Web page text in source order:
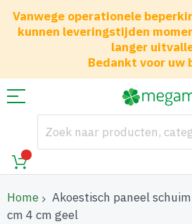
Vanwege operationele
kunnen leveringstijden
langer
Bedankt voor uw
Home
Akoestisch paneel
cm 4 cm geel